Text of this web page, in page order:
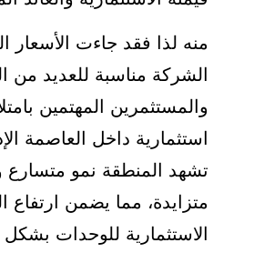
منه لذا فقد جاءت الأسعار
الشركة مناسبة للعديد من
والمستثمرين المهتمين
استثمارية داخل العاصمة
تشهد المنطقة نمو متسارع
متزايدة، مما يضمن ارتفاع
الاستثمارية للوحدات بشكل